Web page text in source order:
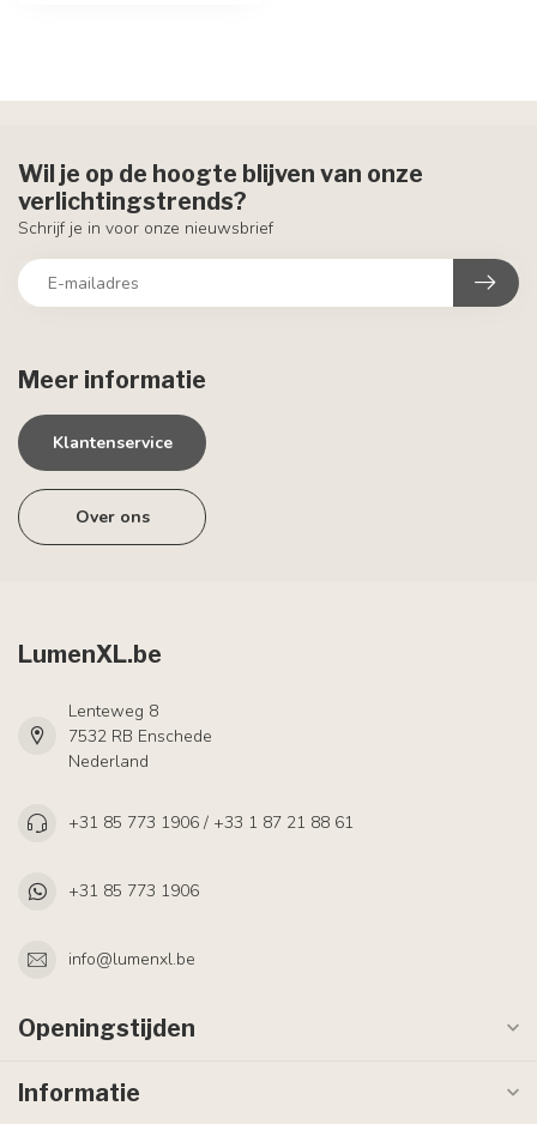
Meer informatie
Klantenservice
Over ons
Wil je op de hoogte blijven van onze
verlichtingstrends?
Schrijf je in voor onze nieuwsbrief
LumenXL.be
Lenteweg 8
7532 RB Enschede
Nederland
+31 85 773 1906 / +33 1 87 21 88 61
+31 85 773 1906
info@lumenxl.be
Openingstijden
Informatie